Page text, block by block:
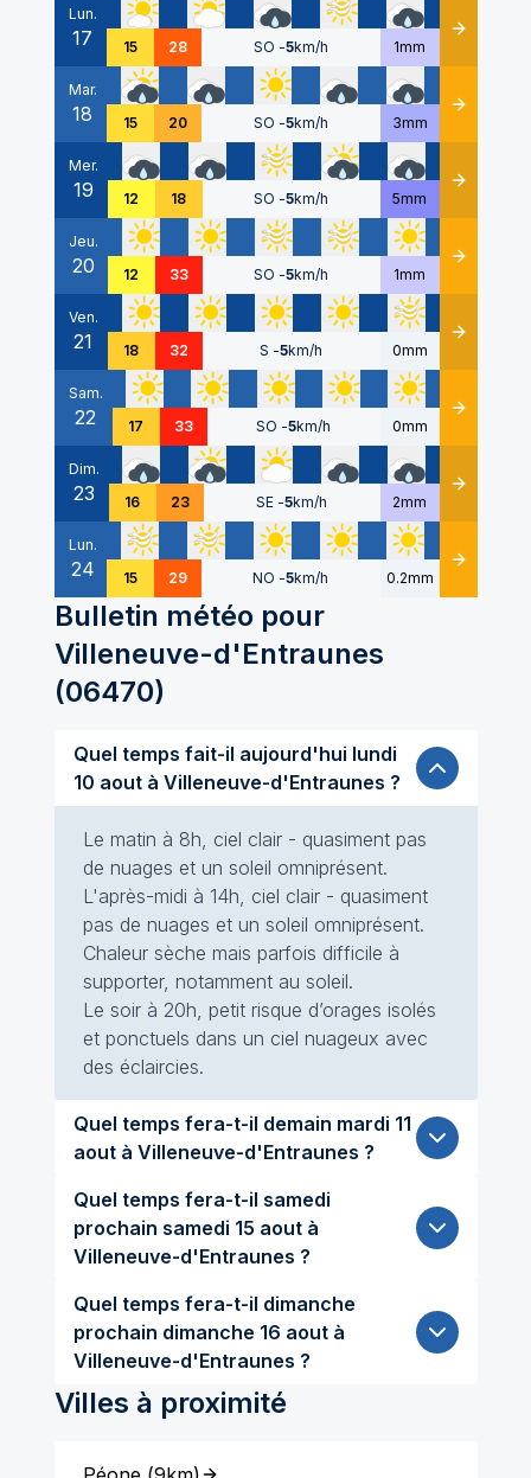
Lun.
17 15 28 SO -5km/h 1mm Détails
Mar.
18 15 20 SO -5km/h 3mm Détails
Mer.
19 12 18 SO -5km/h 5mm Détails
Jeu.
20 12 33 SO -5km/h 1mm Détails
Ven.
21 18 32 S -5km/h 0mm Détails
Sam.
22 17 33 SO -5km/h 0mm Détails
Dim.
23 16 23 SE -5km/h 2mm Détails
Lun.
24 15 29 NO -5km/h 0.2mm Détails
Bulletin météo pour
Villeneuve-d'Entraunes
(06470)
Quel temps fait-il aujourd'hui lundi
10 aout à Villeneuve-d'Entraunes ?
Le matin à 8h, ciel clair - quasiment pas
de nuages et un soleil omniprésent.
L'après-midi à 14h, ciel clair - quasiment
pas de nuages et un soleil omniprésent.
Chaleur sèche mais parfois difficile à
supporter, notamment au soleil.
Le soir à 20h, petit risque d’orages isolés
et ponctuels dans un ciel nuageux avec
des éclaircies.
Quel temps fera-t-il demain mardi 11
aout à Villeneuve-d'Entraunes ?
Quel temps fera-t-il samedi
prochain samedi 15 aout à
Villeneuve-d'Entraunes ?
Quel temps fera-t-il dimanche
prochain dimanche 16 aout à
Villeneuve-d'Entraunes ?
Villes à proximité